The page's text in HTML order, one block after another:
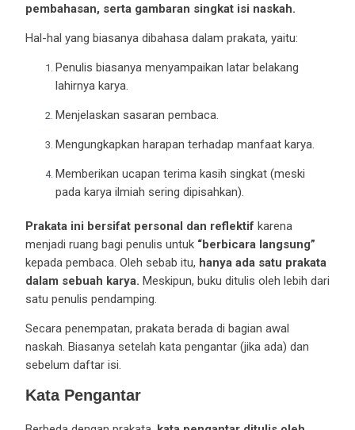
pembahasan, serta gambaran singkat isi naskah.
Hal-hal yang biasanya dibahasa dalam prakata, yaitu:
Penulis biasanya menyampaikan latar belakang
lahirnya karya.
Menjelaskan sasaran pembaca.
Mengungkapkan harapan terhadap manfaat karya.
Memberikan ucapan terima kasih singkat (meski
pada karya ilmiah sering dipisahkan).
Prakata ini bersifat personal dan reflektif karena
menjadi ruang bagi penulis untuk “berbicara langsung”
kepada pembaca. Oleh sebab itu, hanya ada satu prakata
dalam sebuah karya. Meskipun, buku ditulis oleh lebih dari
satu penulis pendamping.
Secara penempatan, prakata berada di bagian awal
naskah. Biasanya setelah kata pengantar (jika ada) dan
sebelum daftar isi.
Kata Pengantar